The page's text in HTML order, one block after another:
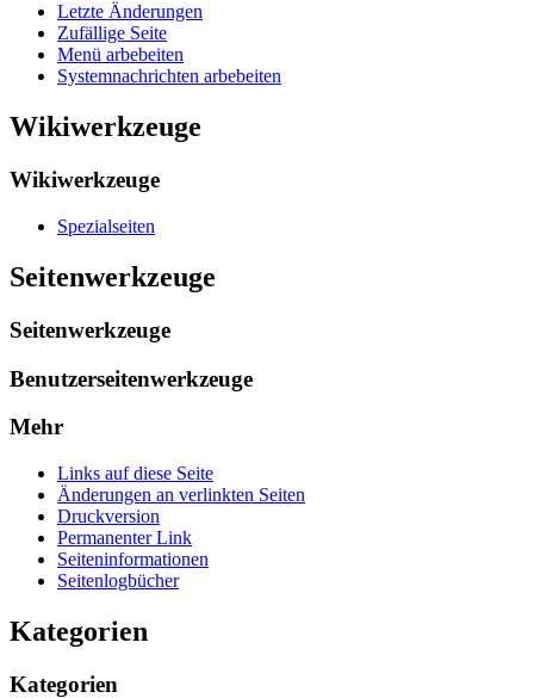
Letzte Änderungen
Zufällige Seite
Menü arbebeiten
Systemnachrichten arbebeiten
Wikiwerkzeuge
Wikiwerkzeuge
Spezialseiten
Seitenwerkzeuge
Seitenwerkzeuge
Benutzerseitenwerkzeuge
Mehr
Links auf diese Seite
Änderungen an verlinkten Seiten
Druckversion
Permanenter Link
Seiten­­informationen
Seitenlogbücher
Kategorien
Kategorien